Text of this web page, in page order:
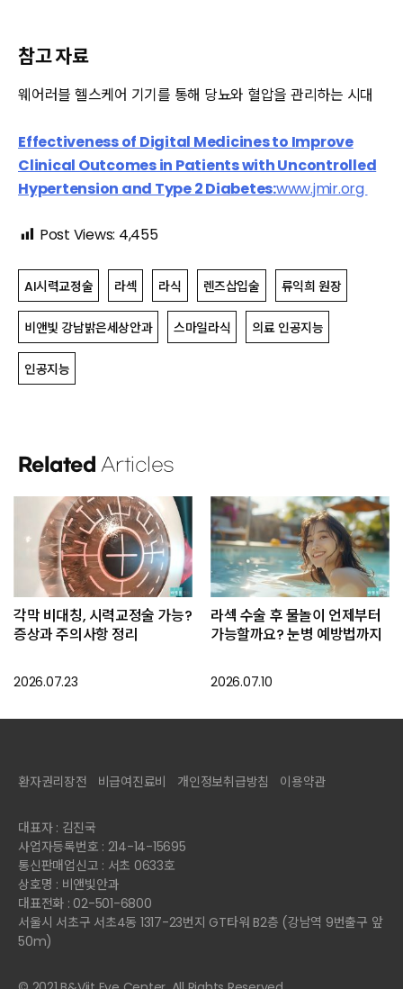
참고 자료
웨어러블 헬스케어 기기를 통해 당뇨와 혈압을 관리하는 시대
Effectiveness of Digital Medicines to Improve
Clinical Outcomes in Patients with Uncontrolled
Hypertension and Type 2 Diabetes:www.jmir.org
Post Views: 4,455
AI시력교정술 라섹 라식 렌즈삽입술 류익희 원장
비앤빛 강남밝은세상안과 스마일라식 의료 인공지능
인공지능
Related Articles
각막 비대칭, 시력교정술 가능?
증상과 주의사항 정리
2026.07.23
라섹 수술 후 물놀이 언제부터
가능할까요? 눈병 예방법까지
2026.07.10
환자권리장전 비급여진료비 개인정보취급방침 이용약관
대표자 : 김진국
사업자등록번호 : 214-14-15695
통신판매업신고 : 서초 0633호
상호명 : 비앤빛안과
대표전화 : 02-501-6800
서울시 서초구 서초4동 1317-23번지 GT타워 B2층 (강남역 9번출구 앞
50m)